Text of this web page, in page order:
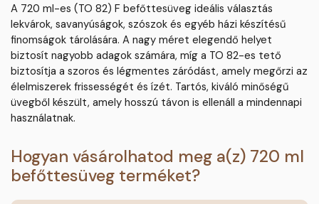
A 720 ml-es (TO 82) F befőttesüveg ideális választás
lekvárok, savanyúságok, szószok és egyéb házi készítésű
finomságok tárolására. A nagy méret elegendő helyet
biztosít nagyobb adagok számára, míg a TO 82-es tető
biztosítja a szoros és légmentes záródást, amely megőrzi az
élelmiszerek frissességét és ízét. Tartós, kiváló minőségű
üvegből készült, amely hosszú távon is ellenáll a mindennapi
használatnak.
Hogyan vásárolhatod meg a(z) 720 ml
befőttesüveg terméket?